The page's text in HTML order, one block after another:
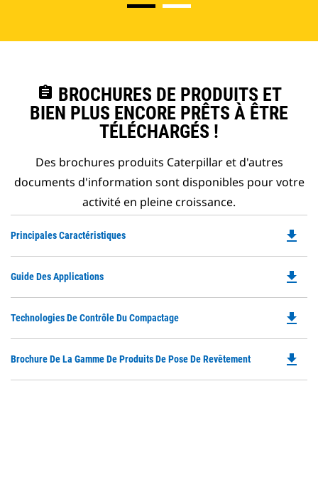
assignment BROCHURES DE PRODUITS ET
BIEN PLUS ENCORE PRÊTS À ÊTRE
TÉLÉCHARGÉS !
Des brochures produits Caterpillar et d'autres
documents d'information sont disponibles pour votre
activité en pleine croissance.
Principales Caractéristiques
a
file_download
Guide Des Applications
a
file_download
Technologies De Contrôle Du Compactage
a
file_download
Brochure De La Gamme De Produits De Pose De Revêtement file_download